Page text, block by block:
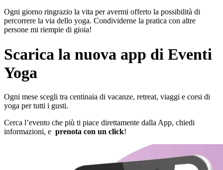
Ogni giorno ringrazio la vita per avermi offerto la possibilità di
percorrere la via dello yoga. Condividerne la pratica con altre
persone mi riempie di gioia!
Scarica la nuova app di Eventi
Yoga
Ogni mese scegli tra centinaia di vacanze, retreat, viaggi e corsi di
yoga per tutti i gusti.
Cerca l’evento che più ti piace direttamente dalla App, chiedi
informazioni, e prenota con un click!